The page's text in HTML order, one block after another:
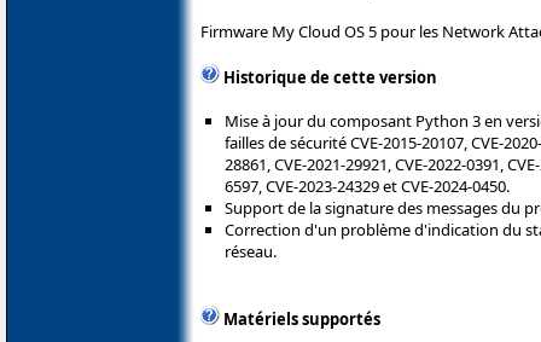
Firmware My Cloud OS 5 pour les Network
Historique de cette version
Mise à jour du composant Python 3 en
failles de sécurité CVE-2015-20107, CVE-
28861, CVE-2021-29921, CVE-2022-0391,
6597, CVE-2023-24329 et CVE-2024-0450.
Support de la signature des messages du
Correction d'un problème d'indication du
réseau.
Matériels supportés